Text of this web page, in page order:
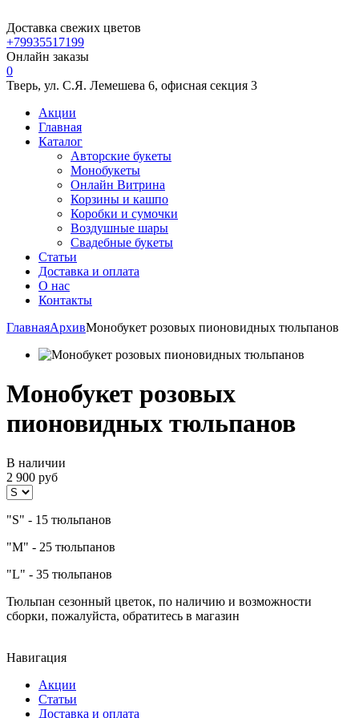
Доставка свежих цветов
+79935517199
Онлайн заказы
0
Тверь, ул. С.Я. Лемешева 6, офисная секция 3
Акции
Главная
Каталог
Авторские букеты
Монобукеты
Онлайн Витрина
Корзины и кашпо
Коробки и сумочки
Воздушные шары
Свадебные букеты
Статьи
Доставка и оплата
О нас
Контакты
ГлавнаяАрхивМонобукет розовых пионовидных тюльпанов
Монобукет розовых
пионовидных тюльпанов
В наличии
2 900 руб
"S" - 15 тюльпанов
"M" - 25 тюльпанов
"L" - 35 тюльпанов
Тюльпан сезонный цветок, по наличию и возможности
сборки, пожалуйста, обратитесь в магазин
Навигация
Акции
Статьи
Доставка и оплата